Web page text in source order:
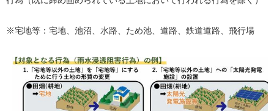
※宅地等：宅地、池沼、水路、ため池、道路、鉄道道路、飛行場